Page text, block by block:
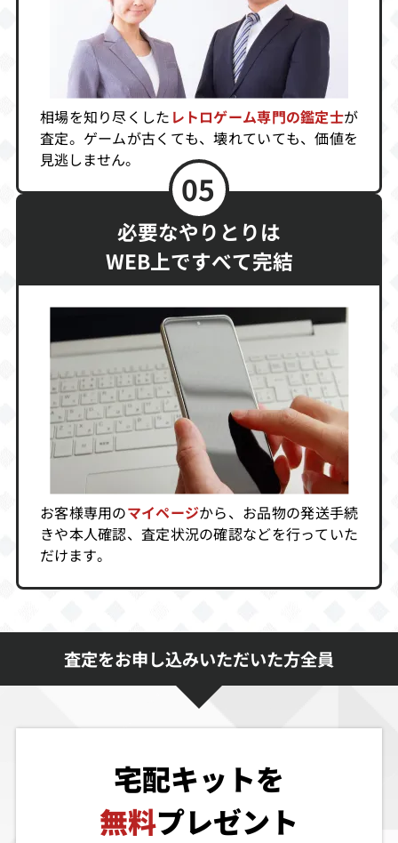
相場を知り尽くした レトロゲーム専門の鑑定士が
査定。ゲームが古くても、壊れていても、価値を
見逃しません。
05
必要なやりとりは
WEB上ですべて完結
お客様専用のマイページから、お品物の発送手続
きや本人確認、査定状況の確認などを行っていた
だけます。
査定をお申し込みいただいた方全員
宅配キットを
無料プレゼント